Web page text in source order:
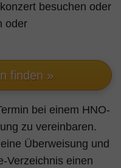
besuchen oder
oder
finden »
bei einem HNO-
zu vereinbaren.
Überweisung und
Verzeichnis einen